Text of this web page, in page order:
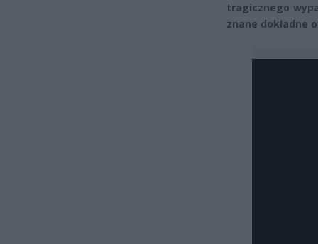
tragicznego
znane dokładne